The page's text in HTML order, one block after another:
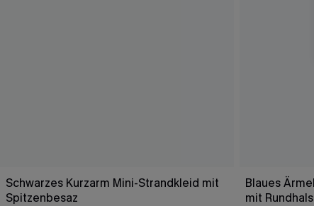
Schwarzes Kurzarm Mini-Strandkleid mit
Spitzenbesaz
Blaues
mit